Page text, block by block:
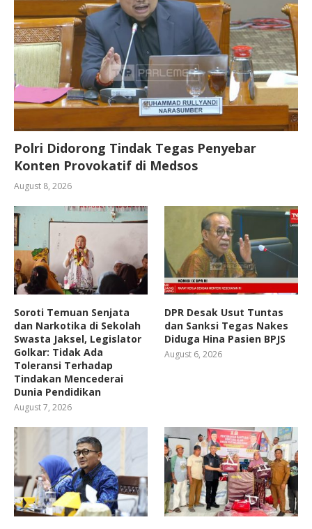
Polri Didorong Tindak Tegas Penyebar
Konten Provokatif di Medsos
August 8, 2026
Soroti Temuan Senjata
dan Narkotika di Sekolah
Swasta Jaksel, Legislator
Golkar: Tidak Ada
Toleransi Terhadap
Tindakan Mencederai
Dunia Pendidikan
August 7, 2026
DPR Desak Usut Tuntas
dan Sanksi Tegas Nakes
Diduga Hina Pasien BPJS
August 6, 2026